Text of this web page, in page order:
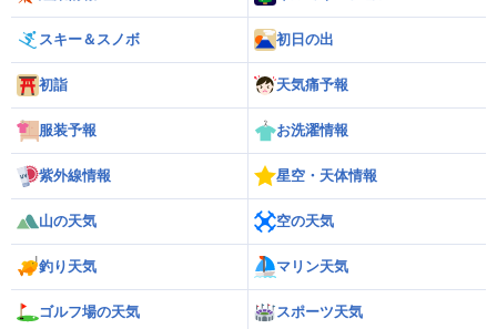
スキー＆スノボ 初日の出
初詣 天気痛予報
服装予報 お洗濯情報
紫外線情報 星空・天体情報
山の天気 空の天気
釣り天気 マリン天気
ゴルフ場の天気 スポーツ天気